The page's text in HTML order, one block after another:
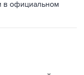
в официальном